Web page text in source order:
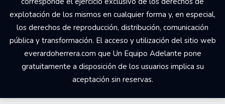
explotación de los mismos en cualquier forma y, en especial,
los derechos de reproducción, distribución, comunicación
pública y transformación. El acceso y utilización del sitio web
everardoherrera.com que Un Equipo Adelante pone
gratuitamente a disposición de los usuarios implica su
aceptación sin reservas.